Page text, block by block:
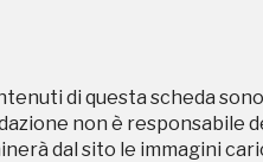
di questa scheda
non è responsabile
dal sito le immagini